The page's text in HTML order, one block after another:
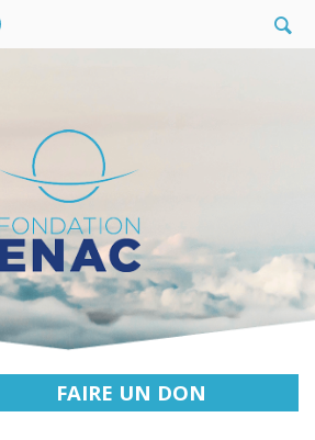
FAIRE UN DON